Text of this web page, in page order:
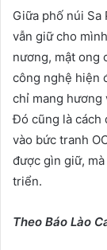
Giữa phố núi Sa
vẫn giữ cho
nương, mật ong
công nghệ hiện
chỉ mang hương
Đó cũng là cách
vào bức tranh
được gìn giữ,
triển.
Theo Báo Lào